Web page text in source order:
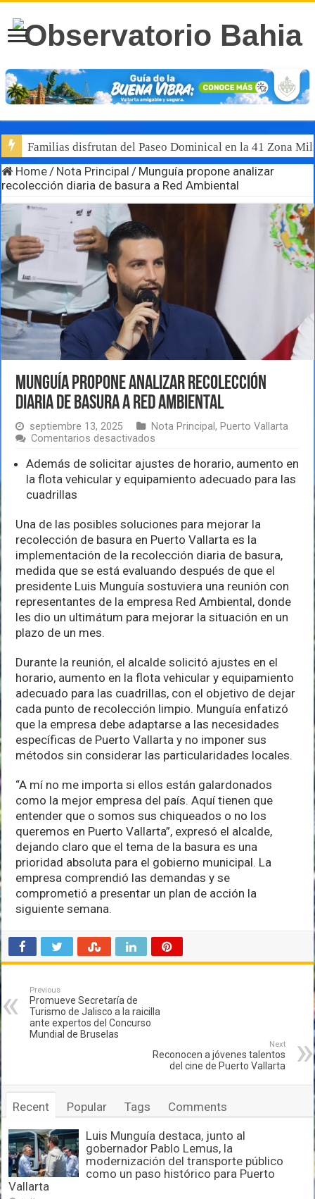
Familias disfrutan del Paseo Dominical en la 41 Zona
Home / Nota Principal / Munguía propone analizar
recolección diaria de basura a Red Ambiental
Munguía propone analizar recolección
diaria de basura a Red Ambiental
septiembre 13, 2025 Nota Principal, Puerto Vallarta
Comentarios desactivados
propone
analizar
recolección
basura
a
Red
Ambiental
Además de solicitar ajustes de horario, aumento en
la flota vehicular y equipamiento adecuado para las
cuadrillas
Una de las posibles soluciones para mejorar la
recolección de basura en Puerto Vallarta es la
implementación de la recolección diaria de basura,
medida que se está evaluando después de que el
presidente Luis Munguía sostuviera una reunión con
representantes de la empresa Red Ambiental, donde
les dio un ultimátum para mejorar la situación en un
plazo de un mes.
Durante la reunión, el alcalde solicitó ajustes en el
horario, aumento en la flota vehicular y equipamiento
adecuado para las cuadrillas, con el objetivo de dejar
cada punto de recolección limpio. Munguía enfatizó
que la empresa debe adaptarse a las necesidades
específicas de Puerto Vallarta y no imponer sus
métodos sin considerar las particularidades locales.
“A mí no me importa si ellos están galardonados
como la mejor empresa del país. Aquí tienen que
entender que o somos sus chiqueados o no los
queremos en Puerto Vallarta”, expresó el alcalde,
dejando claro que el tema de la basura es una
prioridad absoluta para el gobierno municipal. La
empresa comprendió las demandas y se
comprometió a presentar un plan de acción la
siguiente semana.
Previous
Promueve Secretaría de
Turismo de Jalisco a la raicilla
ante expertos del Concurso
Mundial de Bruselas
Next
Reconocen a jóvenes talentos
del cine de Puerto Vallarta
Recent Popular Tags Comments
Luis Munguía destaca, junto al
gobernador Pablo Lemus, la
modernización del transporte público
como un paso histórico para Puerto
Vallarta